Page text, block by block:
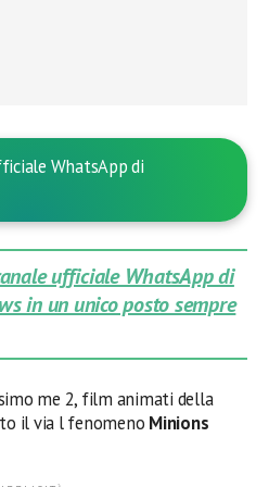
WhatsApp di
ufficiale WhatsApp di
in un unico posto sempre
me 2, film animati della
il via l fenomeno Minions